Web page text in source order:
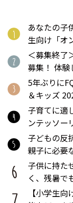
あなたの子
生向け「オ
＜募集終了
募集！ 体
ト！
5年ぶりに
＆キッズ
子育てに適
ンテッソー
子どもの反
親子に必要
子供に持た
く、残暑で
【小学生